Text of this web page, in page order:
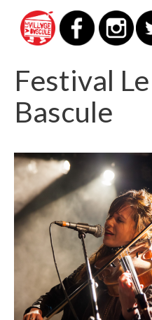
Festival
Bascule